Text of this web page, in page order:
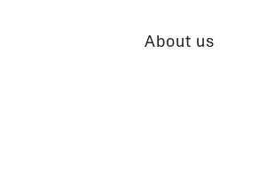
About us